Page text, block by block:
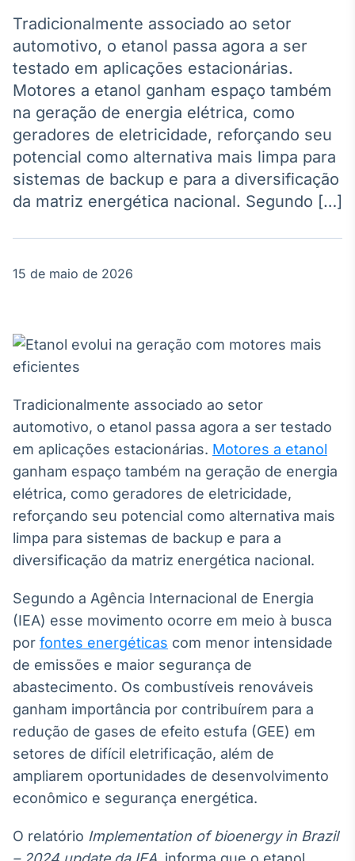
Agro
agronegócio
Broadcast
Político
Os bastidores da
tempo real
Broadcast
Plataforma para
conteúdos
personalizados
Soluções de Dados
e Conteúdos
Broadcast
OTC
Plataforma para
negociação de
ativos
Broadcast
Datafeed
APIs para
conteúdos e
dados
Ticker
Cotações e
headlines de
Broadcast
Widgets
Tradicionalmente associado ao setor
automotivo, o etanol passa agora a ser
testado em aplicações estacionárias.
Motores a etanol ganham espaço também
na geração de energia elétrica, como
geradores de eletricidade, reforçando seu
potencial como alternativa mais limpa para
sistemas de backup e para a diversificação
da matriz energética nacional. Segundo […]
15 de maio de 2026
Tradicionalmente associado ao setor
automotivo, o etanol passa agora a ser testado
em aplicações estacionárias. Motores a etanol
ganham espaço também na geração de energia
elétrica, como geradores de eletricidade,
reforçando seu potencial como alternativa mais
limpa para sistemas de backup e para a
diversificação da matriz energética nacional.
Segundo a Agência Internacional de Energia
(IEA) esse movimento ocorre em meio à busca
por fontes energéticas com menor intensidade
de emissões e maior segurança de
abastecimento. Os combustíveis renováveis
ganham importância por contribuírem para a
redução de gases de efeito estufa (GEE) em
setores de difícil eletrificação, além de
ampliarem oportunidades de desenvolvimento
econômico e segurança energética.
O relatório Implementation of bioenergy in Brazil